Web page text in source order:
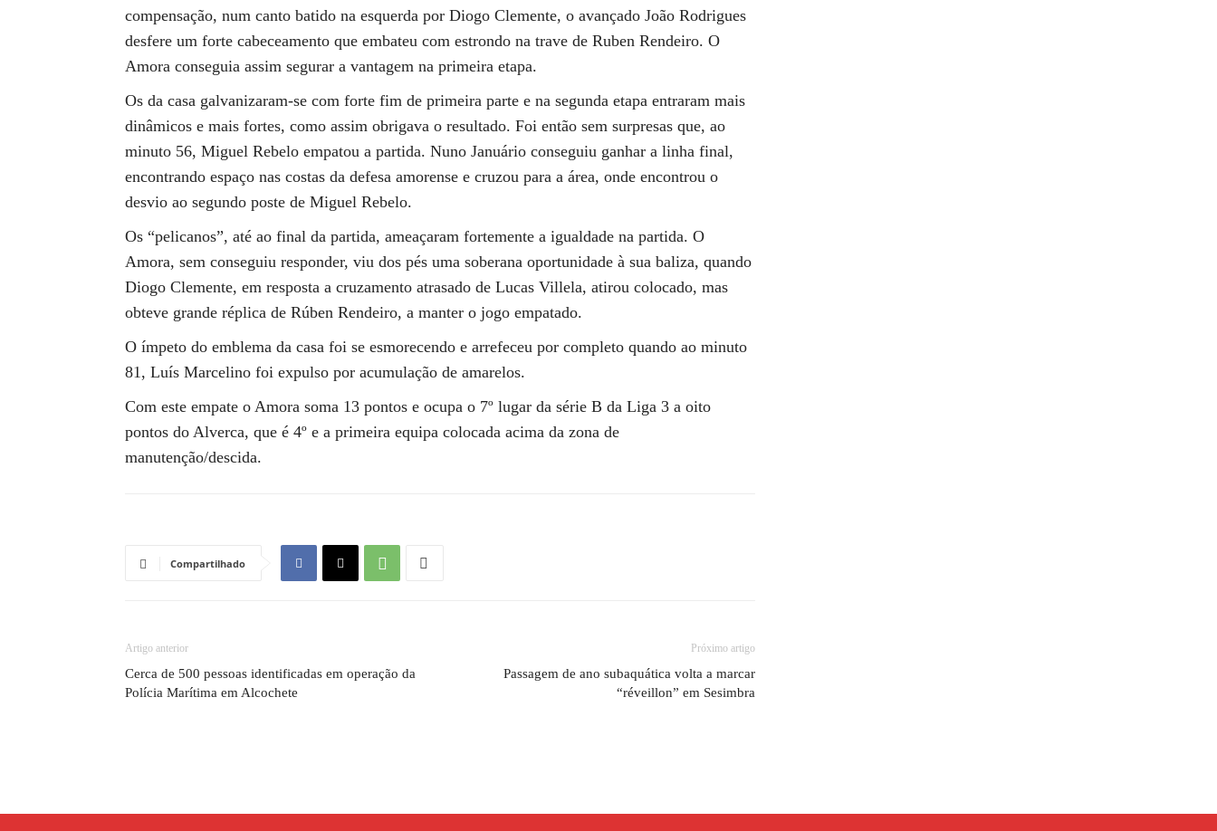
compensação, num canto batido na esquerda por Diogo Clemente, o avançado João Rodrigues
desfere um forte cabeceamento que embateu com estrondo na trave de Ruben Rendeiro. O
Amora conseguia assim segurar a vantagem na primeira etapa.
Os da casa galvanizaram-se com forte fim de primeira parte e na segunda etapa entraram mais
dinâmicos e mais fortes, como assim obrigava o resultado. Foi então sem surpresas que, ao
minuto 56, Miguel Rebelo empatou a partida. Nuno Januário conseguiu ganhar a linha final,
encontrando espaço nas costas da defesa amorense e cruzou para a área, onde encontrou o
desvio ao segundo poste de Miguel Rebelo.
Os “pelicanos”, até ao final da partida, ameaçaram fortemente a igualdade na partida. O
Amora, sem conseguiu responder, viu dos pés uma soberana oportunidade à sua baliza, quando
Diogo Clemente, em resposta a cruzamento atrasado de Lucas Villela, atirou colocado, mas
obteve grande réplica de Rúben Rendeiro, a manter o jogo empatado.
O ímpeto do emblema da casa foi se esmorecendo e arrefeceu por completo quando ao minuto
81, Luís Marcelino foi expulso por acumulação de amarelos.
Com este empate o Amora soma 13 pontos e ocupa o 7º lugar da série B da Liga 3 a oito
pontos do Alverca, que é 4º e a primeira equipa colocada acima da zona de
manutenção/descida.
Compartilhado
Artigo anterior
Cerca de 500 pessoas identificadas em operação da
Polícia Marítima em Alcochete
Próximo artigo
Passagem de ano subaquática volta a marcar
“réveillon” em Sesimbra